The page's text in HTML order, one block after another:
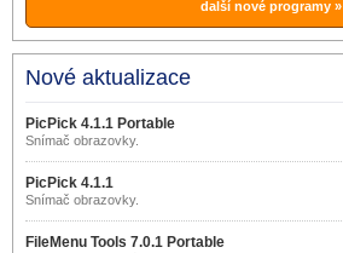
další nové programy »
Nové aktualizace
PicPick 4.1.1 Portable
Snímač obrazovky.
PicPick 4.1.1
Snímač obrazovky.
FileMenu Tools 7.0.1 Portable